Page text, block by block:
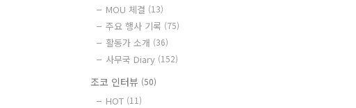
MOU 체결 (13)
주요 행사 기록 (75)
활동가 소개 (36)
사무국 Diary (152)
조코 인터뷰 (50)
HOT (11)